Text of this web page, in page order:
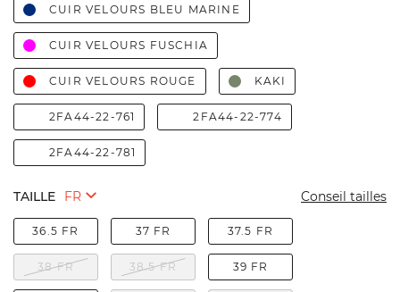
CUIR VELOURS BLEU MARINE
CUIR VELOURS FUSCHIA
CUIR VELOURS ROUGE KAKI
2FA44-22-761 2FA44-22-774
2FA44-22-781
TAILLE Conseil tailles
36.5 FR 37 FR 37.5 FR
38 FR 38.5 FR 39 FR